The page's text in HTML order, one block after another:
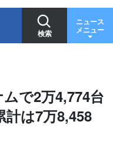
検索
ニュース
メニュー
で2万4,774台
計は7万8,458